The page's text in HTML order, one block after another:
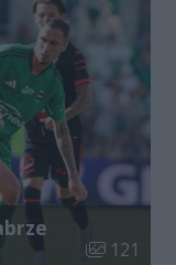
Liczba
121